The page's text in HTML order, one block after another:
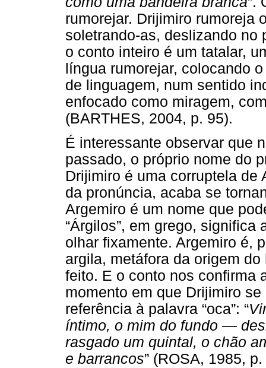
rumorejar. Drijimiro rumoreja
soletrando-as, deslizando no
o conto inteiro é um tatalar,
língua rumorejar, colocando
de linguagem, num sentido
enfocado como miragem,
(BARTHES, 2004, p. 95).
É interessante observar que
passado, o próprio nome do
Drijimiro é uma corruptela de
da pronúncia, acaba se
Argemiro é um nome que
“Árgilos”, em grego, significa
olhar fixamente. Argemiro é,
argila, metáfora da origem
feito. E o conto nos confirma
momento em que Drijimiro
referência à palavra “oca”: “
íntimo, o mim do fundo —
rasgado um quintal, o chão
e barrancos” (ROSA, 1985,